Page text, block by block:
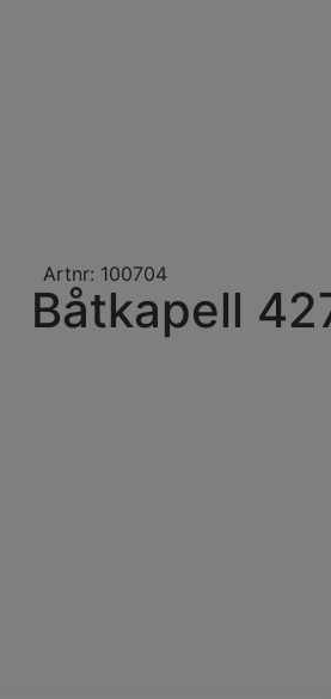
Artnr: 100704
Båtkapell